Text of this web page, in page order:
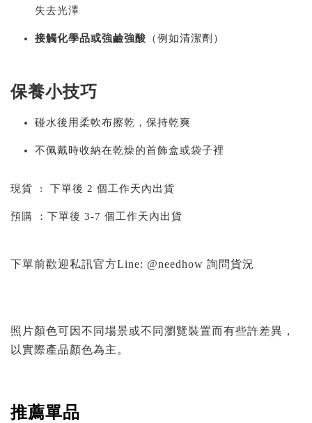
失去光澤
接觸化學品或強鹼強酸 （例如清潔劑）
保養小技巧
碰水後用柔軟布擦乾，保持乾爽
不佩戴時收納在乾燥的首飾盒或袋子裡
現貨 : 下單後 2 個工作天內出貨
預購 ：下單後 3-7 個工作天內出貨
下單前歡迎私訊官方Line: @needhow 詢問貨況
照片顏色可因不同場景或不同瀏覽裝置而有些許差異，
以實際產品顏色為主。
推薦單品